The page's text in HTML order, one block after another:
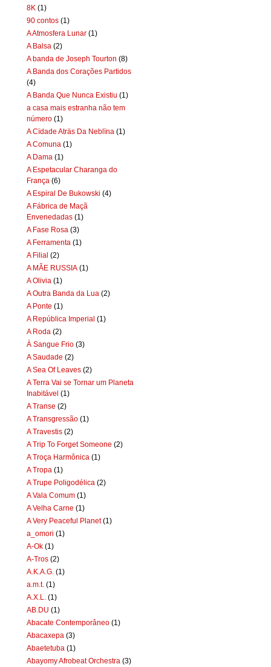
8K (1)
90 contos (1)
A Atmosfera Lunar (1)
A Balsa (2)
A banda de Joseph Tourton (8)
A Banda dos Corações Partidos
(4)
A Banda Que Nunca Existiu (1)
a casa mais estranha não tem
número (1)
A Cïdade Aträs Da Neblïna (1)
A Comuna (1)
A Dama (1)
A Espetacular Charanga do
França (6)
A Espiral De Bukowski (4)
A Fábrica de Maçã
Envenedadas (1)
A Fase Rosa (3)
A Ferramenta (1)
A Filial (2)
A MÃE RUSSIA (1)
A Olivia (1)
A Outra Banda da Lua (2)
A Ponte (1)
A República Imperial (1)
A Roda (2)
À Sangue Frio (3)
A Saudade (2)
A Sea Of Leaves (2)
A Terra Vai se Tornar um Planeta
Inabitável (1)
A Transe (2)
A Transgressão (1)
A Travestis (2)
A Trip To Forget Someone (2)
A Troça Harmônica (1)
A Tropa (1)
A Trupe Poligodélica (2)
A Vala Comum (1)
A Velha Carne (1)
A Very Peaceful Planet (1)
a_omori (1)
A-Ok (1)
A-Tros (2)
A.K.A.G. (1)
a.m.t. (1)
A.X.L.
(1)
AB.DU (1)
Abacate Contemporâneo (1)
Abacaxepa (3)
Abaetetuba (1)
Abayomy Afrobeat Orchestra (3)